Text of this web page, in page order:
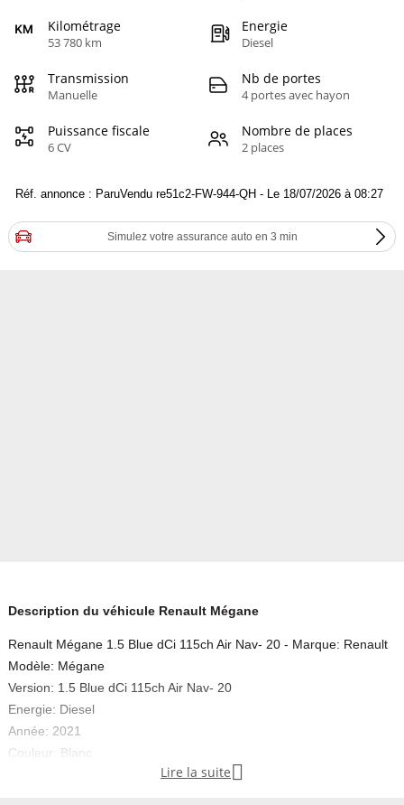
Kilométrage
53 780 km
Energie
Diesel
Transmission
Manuelle
Nb de portes
4 portes avec hayon
Puissance fiscale
6 CV
Nombre de places
2 places
Réf. annonce : ParuVendu re51c2-FW-944-QH - Le 18/07/2026 à 08:27
Simulez votre assurance auto en 3 min
Description du véhicule Renault Mégane
Renault Mégane 1.5 Blue dCi 115ch Air Nav- 20 - Marque: Renault
Modèle: Mégane
Version: 1.5 Blue dCi 115ch Air Nav- 20
Energie: Diesel
Année: 2021
Couleur: Blanc
Lire la suite 